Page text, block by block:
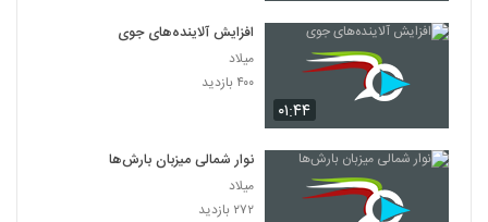
۰۱:۴۴
افزایش آلاینده‌های جوی
میلاد
۴۰۰ بازدید
نوار شمالی میزبان بارش‌ها
میلاد
۲۷۲ بازدید